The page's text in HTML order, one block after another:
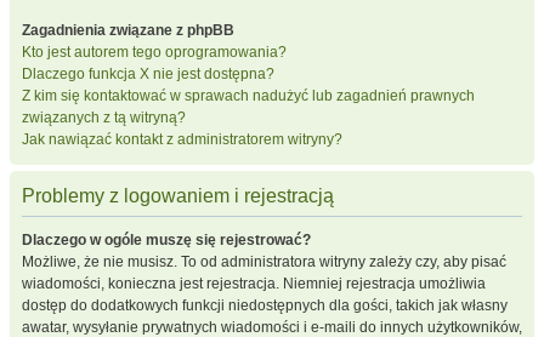
Zagadnienia związane z phpBB
Kto jest autorem tego oprogramowania?
Dlaczego funkcja X nie jest dostępna?
Z kim się kontaktować w sprawach nadużyć lub zagadnień prawnych
związanych z tą witryną?
Jak nawiązać kontakt z administratorem witryny?
Problemy z logowaniem i rejestracją
Dlaczego w ogóle muszę się rejestrować?
Możliwe, że nie musisz. To od administratora witryny zależy czy, aby pisać
wiadomości, konieczna jest rejestracja. Niemniej rejestracja umożliwia
dostęp do dodatkowych funkcji niedostępnych dla gości, takich jak własny
awatar, wysyłanie prywatnych wiadomości i e-maili do innych użytkowników,